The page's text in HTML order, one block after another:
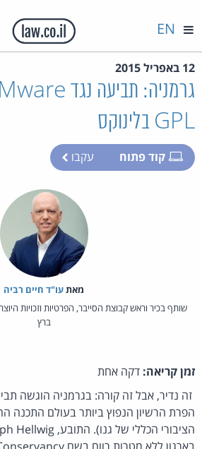
EN
12 באפריל 2015
GPL בלינוקס
קוד פתוח עקבו
מאת‏עו"ד חיים רביה
שותף בכיר וראש קבוצת הסייבר, הפרטיות וזכויות
ברץ
זמן קריאה: דקה אחת